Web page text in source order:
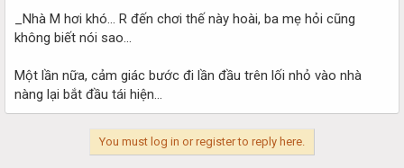
_Nhà M hơi khó... R đến chơi thế này hoài, ba mẹ hỏi cũng
không biết nói sao...
Một lần nữa, cảm giác bước đi lần đầu trên lối nhỏ vào nhà
nàng lại bắt đầu tái hiện...
You must log in or register to reply here.